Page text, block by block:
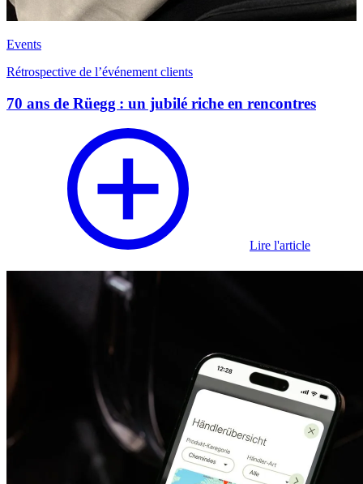
Events
Rétrospective de l’événement clients
70 ans de Rüegg : un jubilé riche en rencontres
Lire l'article